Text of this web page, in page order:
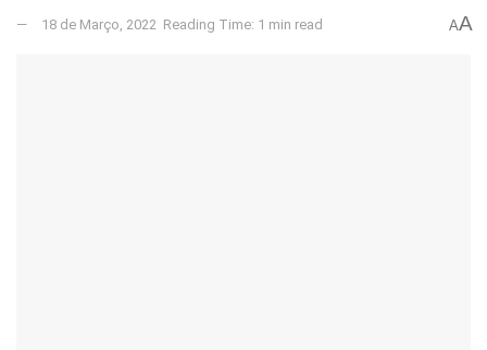
18 de Março, 2022 Reading Time: 1 min read AA